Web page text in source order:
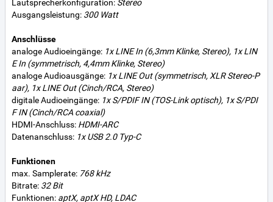
Lautsprecherkonfiguration: Stereo
Ausgangsleistung: 300 Watt
Anschlüsse
analoge Audioeingänge: 1x LINE In (6,3mm Klinke, Stereo), 1x LIN
E In (symmetrisch, 4,4mm Klinke, Stereo)
analoge Audioausgänge: 1x LINE Out (symmetrisch, XLR Stereo-P
aar), 1x LINE Out (Cinch/RCA, Stereo)
digitale Audioeingänge: 1x S/PDIF IN (TOS-Link optisch), 1x S/PDI
F IN (Cinch/RCA coaxial)
HDMI-Anschluss: HDMI-ARC
Datenanschluss: 1x USB 2.0 Typ-C
Funktionen
max. Samplerate: 768 kHz
Bitrate: 32 Bit
Funktionen: aptX, aptX HD, LDAC